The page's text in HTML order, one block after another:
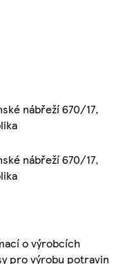
nábřeží 670/17,
nábřeží 670/17,
o výrobcích
pro výrobu potravin